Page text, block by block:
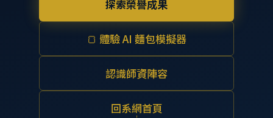
探索榮譽成果
🍞 體驗 AI 麵包模擬器
認識師資陣容
回系網首頁